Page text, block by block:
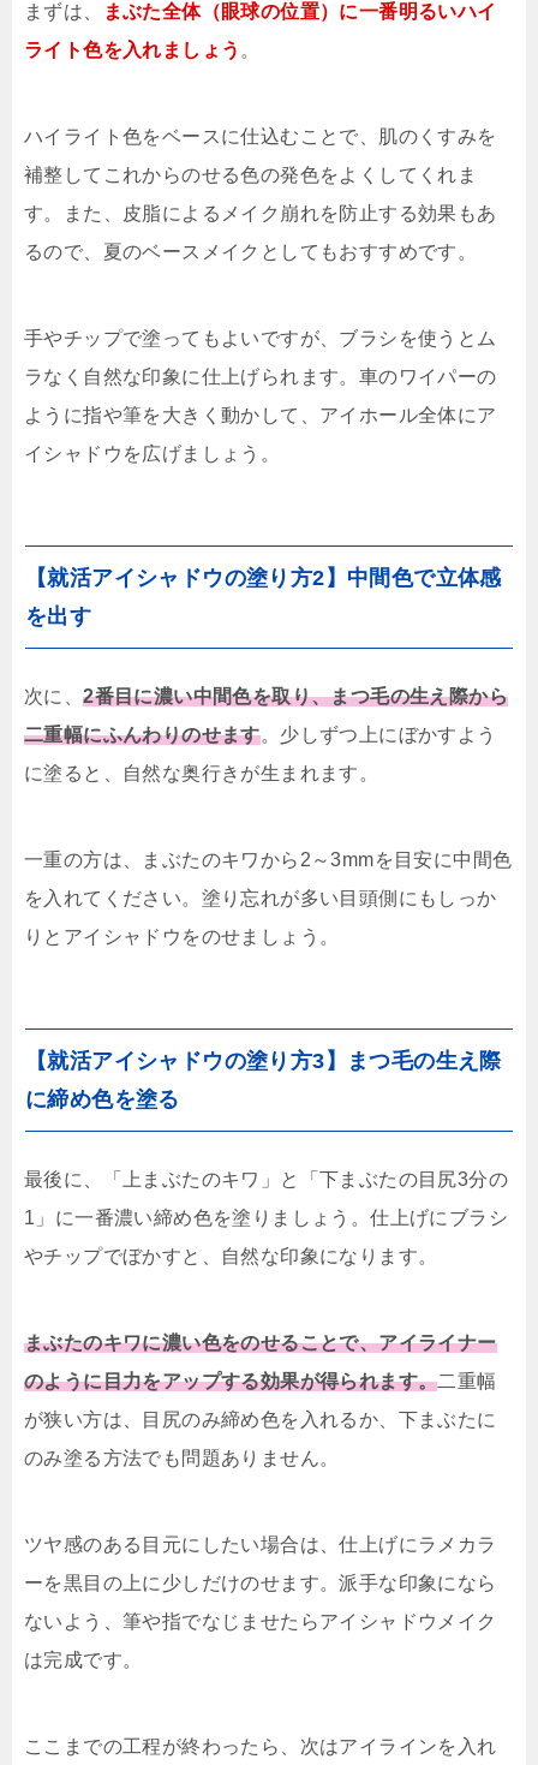
まずは、
まぶた全体（眼球の位置）に一番明るいハイ
ライト色を入れましょう 。
ハイライト色をベースに仕込むことで、肌のくすみを
補整してこれからのせる色の発色をよくしてくれま
す。また、皮脂によるメイク崩れを防止する効果もあ
るので、夏のベースメイクとしてもおすすめです。
手やチップで塗ってもよいですが、ブラシを使うとム
ラなく自然な印象に仕上げられます。車のワイパーの
ように指や筆を大きく動かして、アイホール全体にア
イシャドウを広げましょう。
【就活アイシャドウの塗り方2】中間色で立体感
を出す
次に、2番目に濃い中間色を取り、まつ毛の生え際から
二重幅にふんわりのせます。少しずつ上にぼかすよう
に塗ると、自然な奥行きが生まれます。
一重の方は、まぶたのキワから2～3mmを目安に中間色
を入れてください。塗り忘れが多い目頭側にもしっか
りとアイシャドウをのせましょう。
【就活アイシャドウの塗り方3】まつ毛の生え際
に締め色を塗る
最後に、「上まぶたのキワ」と「下まぶたの目尻3分の
1」に一番濃い締め色を塗りましょう。仕上げにブラシ
やチップでぼかすと、自然な印象になります。
まぶたのキワに濃い色をのせることで、アイライナー
のように目力をアップする効果が得られます。二重幅
が狭い方は、目尻のみ締め色を入れるか、下まぶたに
のみ塗る方法でも問題ありません。
ツヤ感のある目元にしたい場合は、仕上げにラメカラ
ーを黒目の上に少しだけのせます。派手な印象になら
ないよう、筆や指でなじませたらアイシャドウメイク
は完成です。
ここまでの工程が終わったら、次はアイラインを入れ